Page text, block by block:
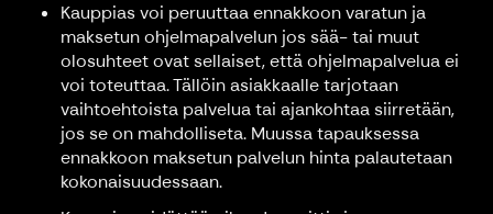
Kauppias voi peruuttaa ennakkoon varatun ja
maksetun ohjelmapalvelun jos sää- tai muut
olosuhteet ovat sellaiset, että ohjelmapalvelua ei
voi toteuttaa. Tällöin asiakkaalle tarjotaan
vaihtoehtoista palvelua tai ajankohtaa siirretään,
jos se on mahdolliseta. Muussa tapauksessa
ennakkoon maksetun palvelun hinta palautetaan
kokonaisuudessaan.